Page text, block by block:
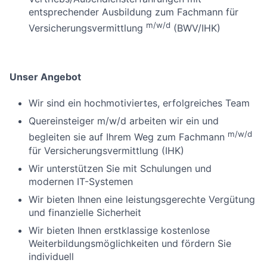
entsprechender Ausbildung zum Fachmann für
Versicherungsvermittlung m/w/d (BWV/IHK)
Unser Angebot
Wir sind ein hochmotiviertes, erfolgreiches Team
Quereinsteiger m/w/d arbeiten wir ein und
begleiten sie auf Ihrem Weg zum Fachmann m/w/d
für Versicherungsvermittlung (IHK)
Wir unterstützen Sie mit Schulungen und
modernen IT-Systemen
Wir bieten Ihnen eine leistungsgerechte Vergütung
und finanzielle Sicherheit
Wir bieten Ihnen erstklassige kostenlose
Weiterbildungsmöglichkeiten und fördern Sie
individuell